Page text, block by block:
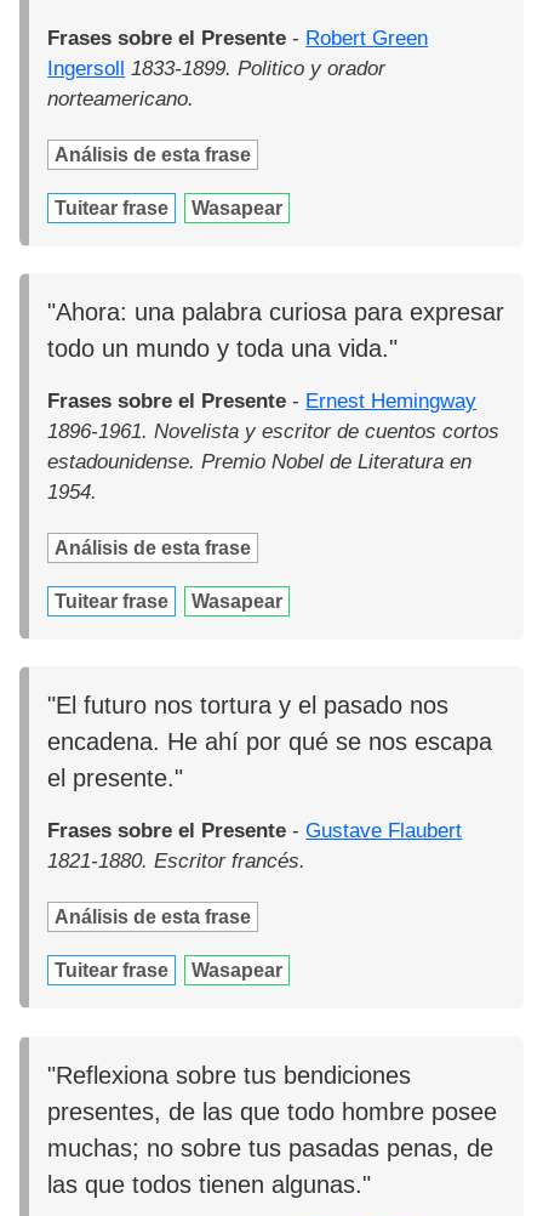
Frases sobre el Presente - Robert Green
Ingersoll 1833-1899. Politico y orador
norteamericano.
Análisis de esta frase
Tuitear frase Wasapear
"Ahora: una palabra curiosa para expresar
todo un mundo y toda una vida."
Frases sobre el Presente - Ernest Hemingway
1896-1961. Novelista y escritor de cuentos cortos
estadounidense. Premio Nobel de Literatura en
1954.
Análisis de esta frase
Tuitear frase Wasapear
"El futuro nos tortura y el pasado nos
encadena. He ahí por qué se nos escapa
el presente."
Frases sobre el Presente -Gustave Flaubert
1821-1880. Escritor francés.
Análisis de esta frase
Tuitear frase Wasapear
"Reflexiona sobre tus bendiciones
presentes, de las que todo hombre posee
muchas; no sobre tus pasadas penas, de
las que todos tienen algunas."